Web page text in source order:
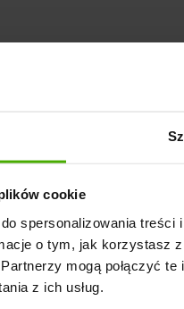
cookie
spersonalizowania treści
o tym, jak korzystasz
mogą połączyć
z ich usług.